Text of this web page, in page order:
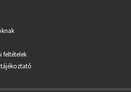
feltételek
tájékoztató